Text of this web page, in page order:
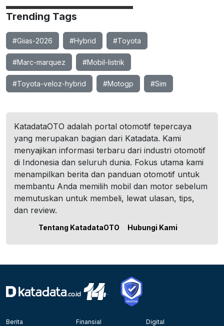
Trending Tags
#Giias-2026 #Hybrid #Toyota
#Marc-marquez #Mobil-listrik
#Toyota-veloz-hybrid #Motogp #Sim
KatadataOTO adalah portal otomotif tepercaya
yang merupakan bagian dari Katadata. Kami
menyajikan informasi terbaru dari industri otomotif
di Indonesia dan seluruh dunia. Fokus utama kami
menampilkan berita dan panduan otomotif untuk
membantu Anda memilih mobil dan motor sebelum
memutuskan untuk membeli, lewat ulasan, tips,
dan review.
Tentang KatadataOTO Hubungi Kami
Berita
Finansial
Digital